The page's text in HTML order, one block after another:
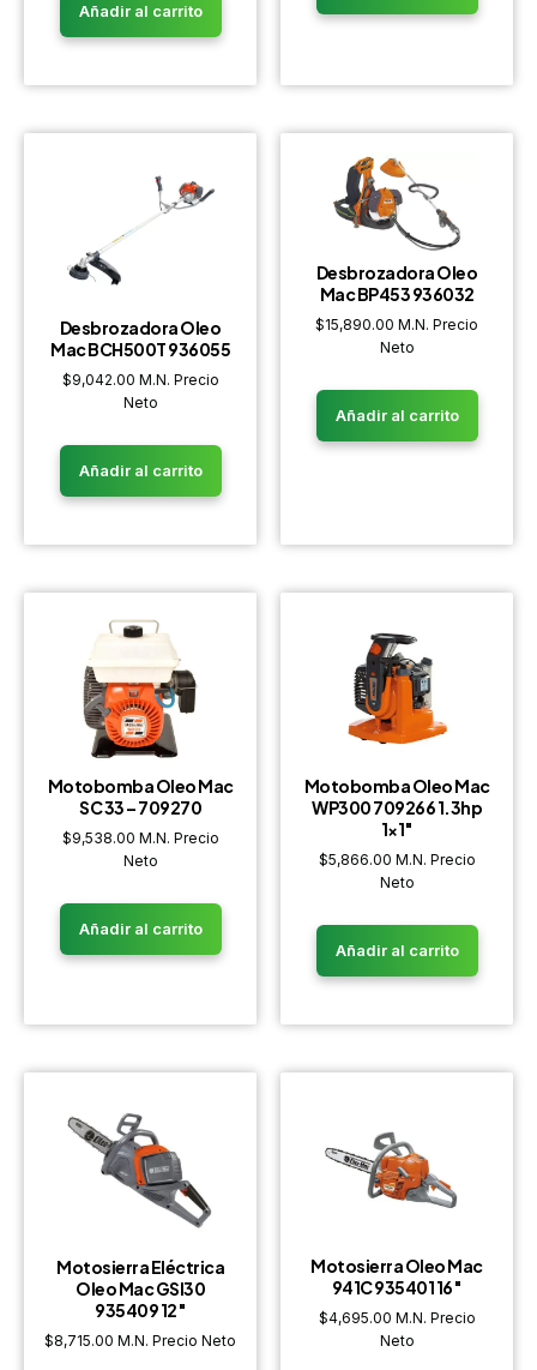
Añadir al carrito
Desbrozadora Oleo
Mac BCH500T 936055
$9,042.00 M.N. Precio
Neto
Añadir al carrito
Desbrozadora Oleo
Mac BP453 936032
$15,890.00 M.N. Precio
Neto
Añadir al carrito
Motobomba Oleo Mac
SC 33 – 709270
$9,538.00 M.N. Precio
Neto
Añadir al carrito
Motobomba Oleo Mac
WP300 709266 1.3hp
1×1″
$5,866.00 M.N. Precio
Neto
Añadir al carrito
Motosierra Eléctrica
Oleo Mac GSI30
935409 12″
$8,715.00 M.N. Precio Neto
Motosierra Oleo Mac
941C 935401 16″
$4,695.00 M.N. Precio
Neto